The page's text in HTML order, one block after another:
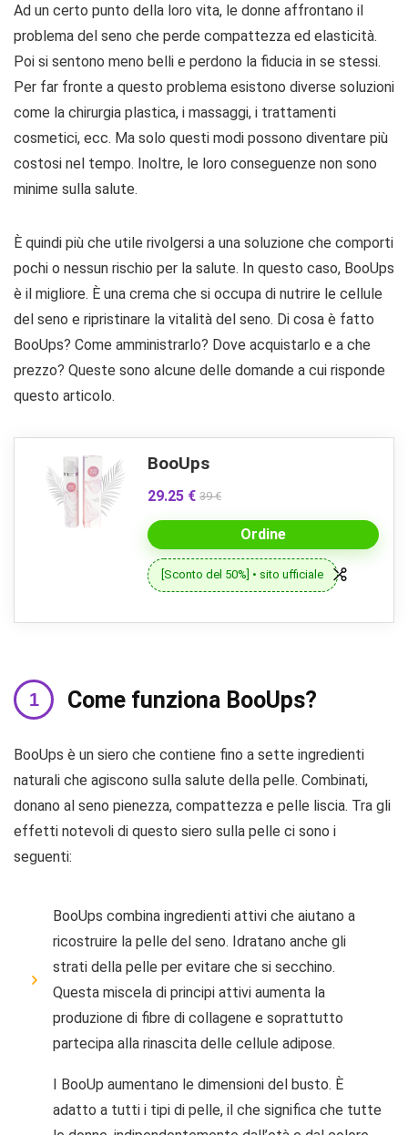
Ad un certo punto della loro vita, le donne affrontano il
problema del seno che perde compattezza ed elasticità.
Poi si sentono meno belli e perdono la fiducia in se stessi.
Per far fronte a questo problema esistono diverse soluzioni
come la chirurgia plastica, i massaggi, i trattamenti
cosmetici, ecc. Ma solo questi modi possono diventare più
costosi nel tempo. Inoltre, le loro conseguenze non sono
minime sulla salute.
È quindi più che utile rivolgersi a una soluzione che comporti
pochi o nessun rischio per la salute. In questo caso, BooUps
è il migliore. È una crema che si occupa di nutrire le cellule
del seno e ripristinare la vitalità del seno. Di cosa è fatto
BooUps? Come amministrarlo? Dove acquistarlo e a che
prezzo? Queste sono alcune delle domande a cui risponde
questo articolo.
BooUps
29.25 € 39 €
Ordine
[Sconto del 50%] • sito ufficiale
Come funziona BooUps?
BooUps è un siero che contiene fino a sette ingredienti
naturali che agiscono sulla salute della pelle. Combinati,
donano al seno pienezza, compattezza e pelle liscia. Tra gli
effetti notevoli di questo siero sulla pelle ci sono i
seguenti:
BooUps combina ingredienti attivi che aiutano a
ricostruire la pelle del seno. Idratano anche gli
strati della pelle per evitare che si secchino.
Questa miscela di principi attivi aumenta la
produzione di fibre di collagene e soprattutto
partecipa alla rinascita delle cellule adipose.
I BooUp aumentano le dimensioni del busto. È
adatto a tutti i tipi di pelle, il che significa che tutte